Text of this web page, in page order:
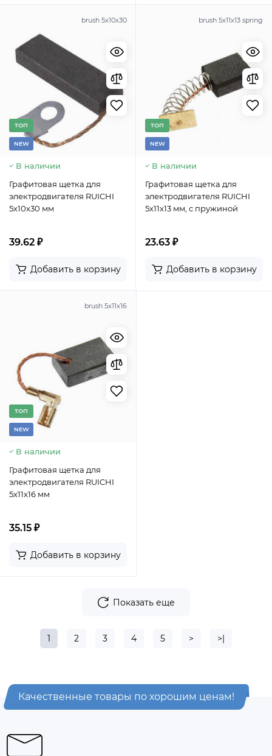
brush 5x10x30
TОП
NEW
В наличии
Графитовая щетка для
электродвигателя RUICHI
5x10x30 мм
39.62 ₽
Добавить в корзину
brush 5x11x13 spring
TОП
NEW
В наличии
Графитовая щетка для
электродвигателя RUICHI
5x11x13 мм, с пружиной
23.63 ₽
Добавить в корзину
brush 5x11x16
TОП
NEW
В наличии
Графитовая щетка для
электродвигателя RUICHI
5x11x16 мм
35.15 ₽
Добавить в корзину
Показать еще
1 2 3 4 5 > >|
Качественные товары по хорошим ценам!